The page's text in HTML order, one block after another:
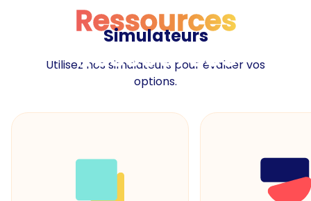
Ressources
Ressources
Simulateurs
Utilisez nos simulateurs pour évaluer vos
options.